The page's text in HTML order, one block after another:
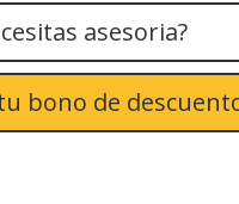
asesoria?
bono de